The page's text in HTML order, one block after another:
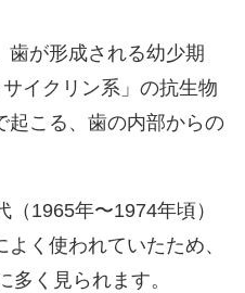
歯が形成される幼少期
イクリン系」の抗生物
起こる、歯の内部からの
1965年〜1974年頃）
く使われていたため、
多く見られます。